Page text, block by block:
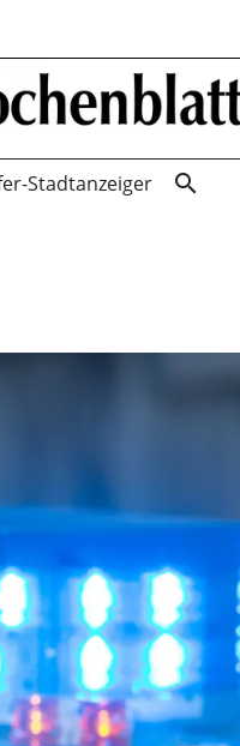
Stadtanzeiger search